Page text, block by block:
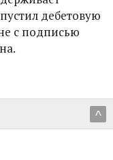
дебетовую
с подписью
^